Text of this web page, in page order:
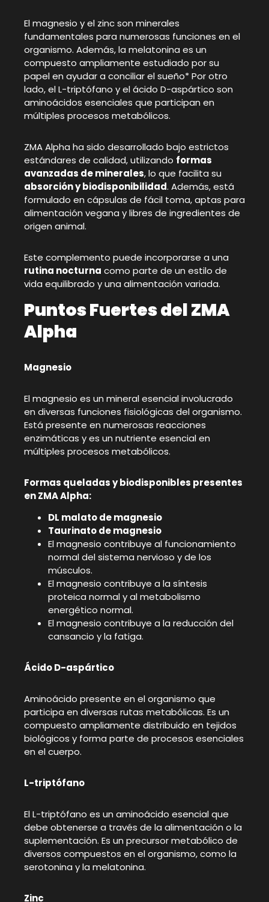
El magnesio y el zinc son minerales
fundamentales para numerosas funciones en el
organismo. Además, la melatonina es un
compuesto ampliamente estudiado por su
papel en ayudar a conciliar el sueño* Por otro
lado, el L-triptófano y el ácido D-aspártico son
aminoácidos esenciales que participan en
múltiples procesos metabólicos.
ZMA Alpha ha sido desarrollado bajo estrictos
estándares de calidad, utilizando formas
avanzadas de minerales, lo que facilita su
absorción y biodisponibilidad. Además, está
formulado en cápsulas de fácil toma, aptas para
alimentación vegana y libres de ingredientes de
origen animal.
Este complemento puede incorporarse a una
rutina nocturna como parte de un estilo de
vida equilibrado y una alimentación variada.
Puntos Fuertes del ZMA
Alpha
Magnesio
El magnesio es un mineral esencial involucrado
en diversas funciones fisiológicas del organismo.
Está presente en numerosas reacciones
enzimáticas y es un nutriente esencial en
múltiples procesos metabólicos.
Formas queladas y biodisponibles presentes
en ZMA Alpha:
DL malato de magnesio
Taurinato de magnesio
El magnesio contribuye al funcionamiento
normal del sistema nervioso y de los
músculos.
El magnesio contribuye a la síntesis
proteica normal y al metabolismo
energético normal.
El magnesio contribuye a la reducción del
cansancio y la fatiga.
Ácido D-aspártico
Aminoácido presente en el organismo que
participa en diversas rutas metabólicas. Es un
compuesto ampliamente distribuido en tejidos
biológicos y forma parte de procesos esenciales
en el cuerpo.
L-triptófano
El L-triptófano es un aminoácido esencial que
debe obtenerse a través de la alimentación o la
suplementación. Es un precursor metabólico de
diversos compuestos en el organismo, como la
serotonina y la melatonina.
Zinc